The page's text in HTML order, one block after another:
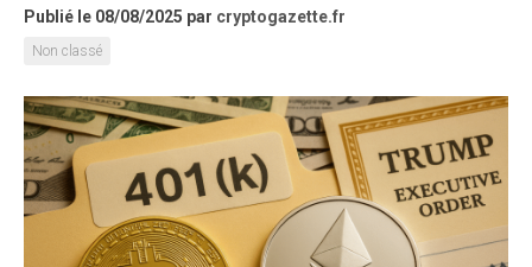
Publié le 08/08/2025 par cryptogazette.fr
Non classé